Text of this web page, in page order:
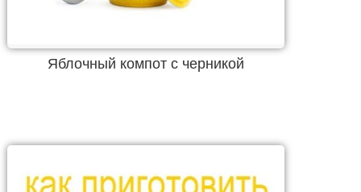
Яблочный компот с черникой